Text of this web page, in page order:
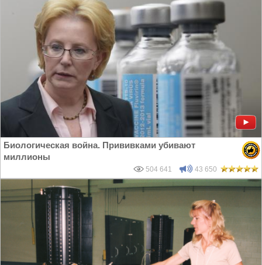
Биологическая война. Прививками убивают
миллионы
504 641 43 650